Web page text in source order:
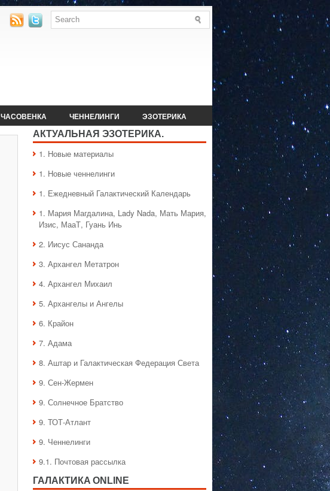
ЧАСОВЕНКА ЧЕННЕЛИНГИ ЭЗОТЕРИКА
АКТУАЛЬНАЯ ЭЗОТЕРИКА.
1. Hовые материалы
1. Hовые ченнелинги
1. Ежедневный Галактический Календарь
1. Мария Магдалина, Lady Nada, Мать Мария,
Изис, МааТ, Гуань Инь
2. Иисус Сананда
3. Архангел Метатрон
4. Архангел Михаил
5. Архангелы и Ангелы
6. Крайон
7. Адама
8. Аштар и Галактическая Федерация Света
9. Сен-Жермен
9. Солнечное Братство
9. ТОТ-Атлант
9. Ченнелинги
9.1. Почтовая рассылка
ГАЛАКТИКA ONLINE